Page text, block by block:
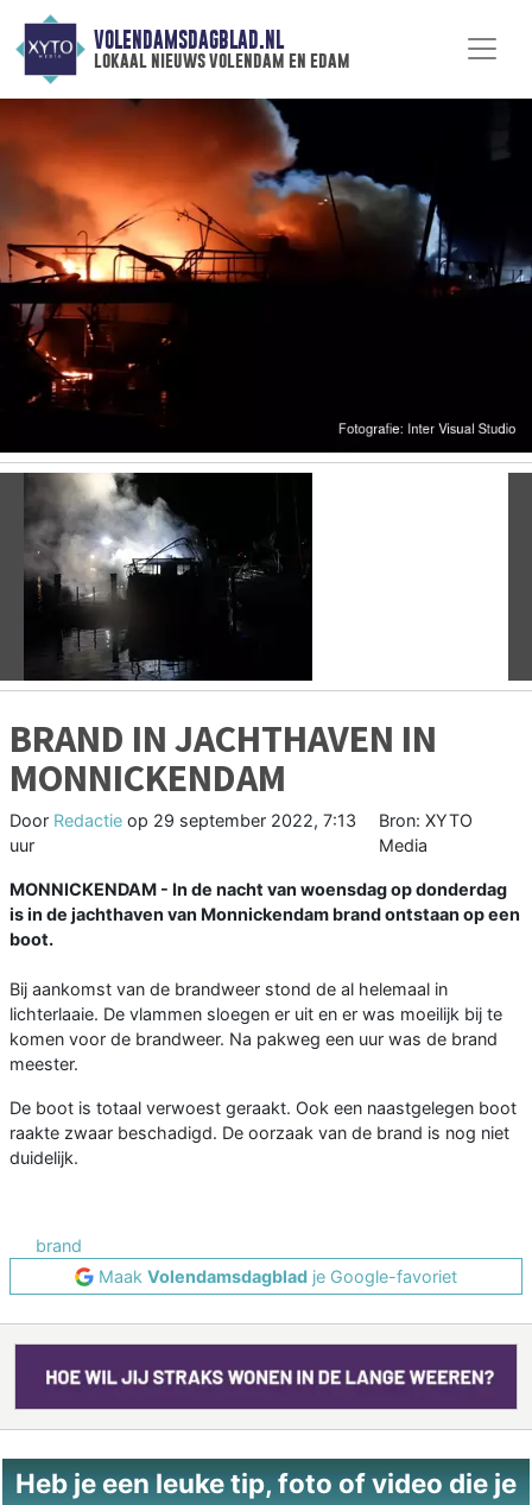
VOLENDAMSDAGBLAD.NL
lokaal nieuws volendam en edam
Vorige
BRAND IN JACHTHAVEN IN
MONNICKENDAM
Door Redactie op 29 september 2022, 7:13
uur
Bron: XYTO
Media
MONNICKENDAM - In de nacht van woensdag op donderdag
is in de jachthaven van Monnickendam brand ontstaan op een
boot.
Bij aankomst van de brandweer stond de al helemaal in
lichterlaaie. De vlammen sloegen er uit en er was moeilijk bij te
komen voor de brandweer. Na pakweg een uur was de brand
meester.
De boot is totaal verwoest geraakt. Ook een naastgelegen boot
raakte zwaar beschadigd. De oorzaak van de brand is nog niet
duidelijk.
brand
Maak Volendamsdagblad je Google-favoriet
Heb je een leuke tip, foto of video die je